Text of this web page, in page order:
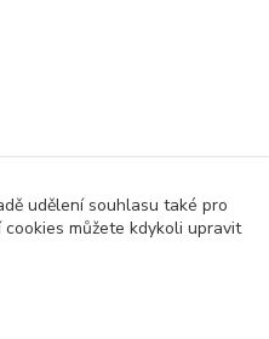
udělení souhlasu také pro
můžete kdykoli upravit